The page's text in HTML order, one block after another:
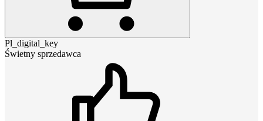
Pl_digital_key
Świetny sprzedawca